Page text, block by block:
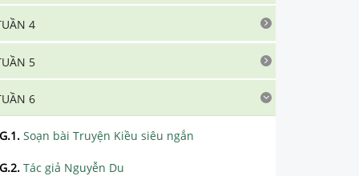
4
5
6
G.1. Soạn bài Truyện Kiều siêu ngắn
G.2. Tác giả Nguyễn Du